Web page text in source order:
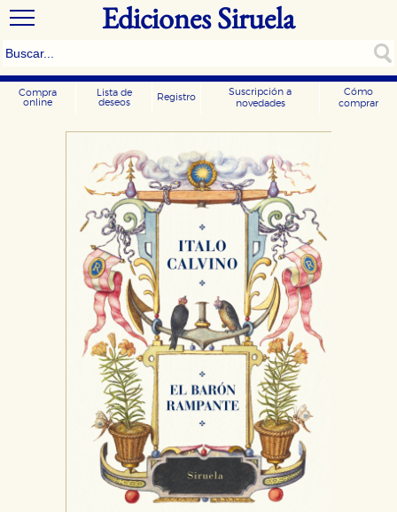
Ediciones Siruela
Compra
online
Lista de
deseos
Registro
Suscripción a
novedades
Cómo
comprar